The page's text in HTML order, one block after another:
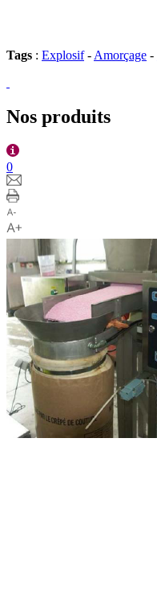
Tags : Explosif- Amorçage -
Nos produits
0